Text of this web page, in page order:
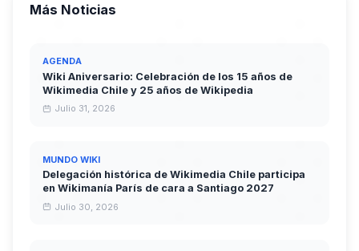
Más Noticias
AGENDA
Wiki Aniversario: Celebración de los 15 años de
Wikimedia Chile y 25 años de Wikipedia
Julio 31, 2026
MUNDO WIKI
Delegación histórica de Wikimedia Chile participa
en Wikimanía París de cara a Santiago 2027
Julio 30, 2026